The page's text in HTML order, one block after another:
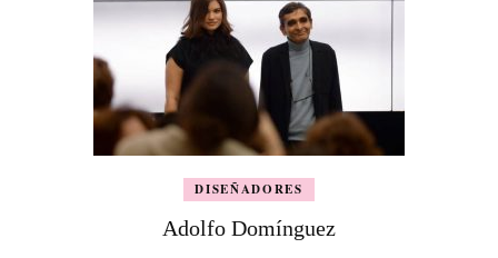
DISEÑADORES
Adolfo Domínguez